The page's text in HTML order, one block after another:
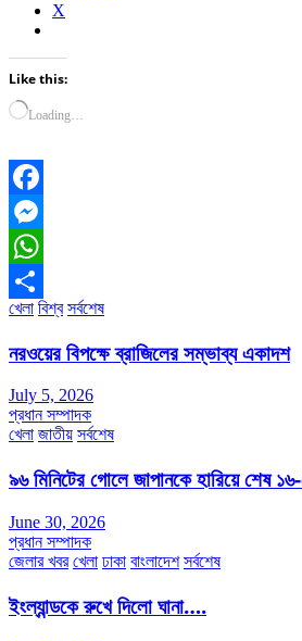
X
Like this:
Loading…
Facebook
Messenger
WhatsApp
Share
খেলা বিশ্ব সর্বশেষ
নরওয়ের বিপক্ষে ব্রাজিলের সম্ভাব্য একাদশ
July 5, 2026
প্রধান সম্পাদক
খেলা জাতীয় সর্বশেষ
৯৬ মিনিটের গোলে জাপানকে হারিয়ে শেষ
June 30, 2026
প্রধান সম্পাদক
জেলার খবর খেলা ঢাকা বাংলাদেশ সর্বশেষ
ইংল্যান্ডকে রুখে দিলো ঘানা….